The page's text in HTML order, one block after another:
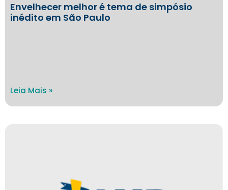
Envelhecer melhor é tema de simpósio
inédito em São Paulo
Leia Mais »